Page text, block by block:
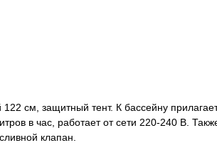
см, защитный тент. К бассейну
в час, работает от сети 220-240 В.
клапан.